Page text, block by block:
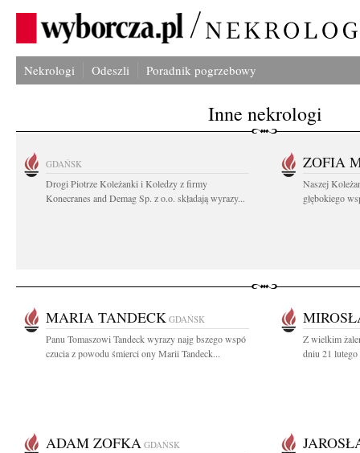
Nekrologi Odeszli Poradnik pogrzebowy
Inne nekrologi
GDAŃSK
Drogi Piotrze Koleżanki i Koledzy z firmy
Konecranes and Demag Sp. z o.o. składają wyrazy...
ZOFIA
Naszej
głębokiego
MARIA TANDECK GDAŃSK
Panu Tomaszowi Tandeck wyrazy najg bszego wspó
czucia z powodu śmierci ony Marii Tandeck...
Z wielkim
dniu 21
ADAM ZOFKA GDAŃSK